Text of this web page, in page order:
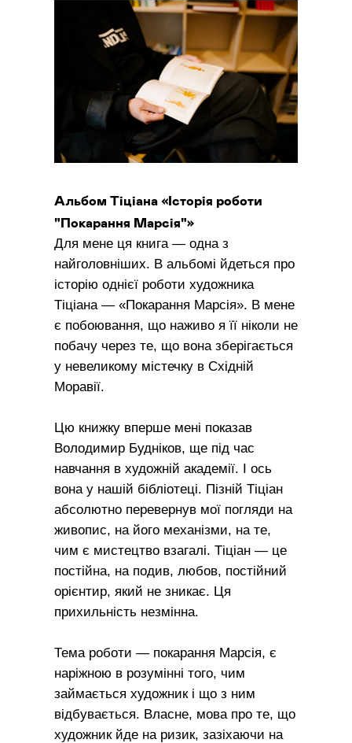
Альбом Тіціана «Історія роботи
"Покарання Марсія"»
Для мене ця книга — одна з
найголовніших. В альбомі йдеться про
історію однієї роботи художника
Тіціана — «Покарання Марсія». В мене
є побоювання, що наживо я її ніколи не
побачу через те, що вона зберігається
у невеликому містечку в Східній
Моравії.
Цю книжку вперше мені показав
Володимир Будніков, ще під час
навчання в художній академії. І ось
вона у нашій бібліотеці. Пізній Тіціан
абсолютно перевернув мої погляди на
живопис, на його механізми, на те,
чим є мистецтво взагалі. Тіціан — це
постійна, на подив, любов, постійний
орієнтир, який не зникає. Ця
прихильність незмінна.
Тема роботи — покарання Марсія, є
наріжною в розумінні того, чим
займається художник і що з ним
відбувається. Власне, мова про те, що
художник йде на ризик, зазіхаючи на